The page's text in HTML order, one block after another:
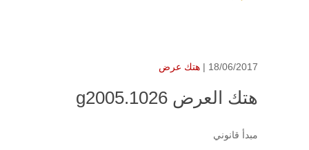
18/06/2017 | هتك عرض
هتك العرض g2005.1026
مبدأ قانوني